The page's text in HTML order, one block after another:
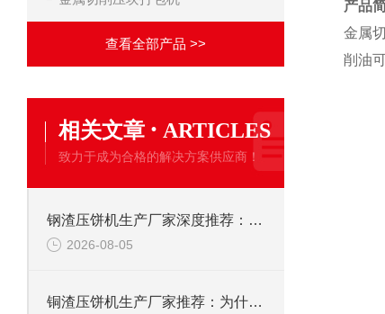
查看全部产品 >>
相关文章 · ARTICLES
致力于成为合格的解决方案供应商！
钢渣压饼机生产厂家深度推荐：为何恩派特成为高净值产线的优选
2026-08-05
铜渣压饼机生产厂家推荐：为什么恩派特成为众多企业的信赖？
产品
金属
削油